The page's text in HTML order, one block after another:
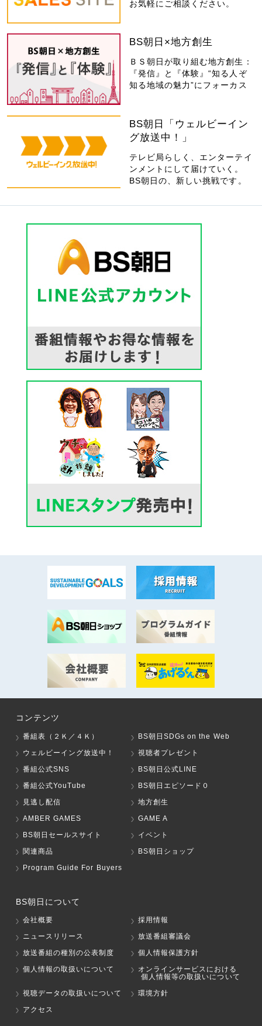
お気軽にご相談ください。
BS朝日×地方創生
ＢＳ朝日が取り組む地方創生：
『発信』と『体験』“知る人ぞ
知る地域の魅力”にフォーカス
BS朝日「ウェルビーイン
グ放送中！」
テレビ局らしく、エンターテイ
ンメントにして届けていく。
BS朝日の、新しい挑戦です。
コンテンツ
番組表（２Ｋ／４Ｋ）
BS朝日SDGs on the Web
ウェルビーイング放送中！
視聴者プレゼント
番組公式SNS
BS朝日公式LINE
番組公式YouTube
BS朝日エピソード０
見逃し配信
地方創生
AMBER GAMES
GAME A
BS朝日セールスサイト
イベント
関連商品
BS朝日ショップ
Program Guide For Buyers
BS朝日について
会社概要
採用情報
ニュースリリース
放送番組審議会
放送番組の種別の公表制度
個人情報保護方針
個人情報の取扱いについて
オンラインサービスにおける
個人情報等の取扱いについて
視聴データの取扱いについて
環境方針
アクセス